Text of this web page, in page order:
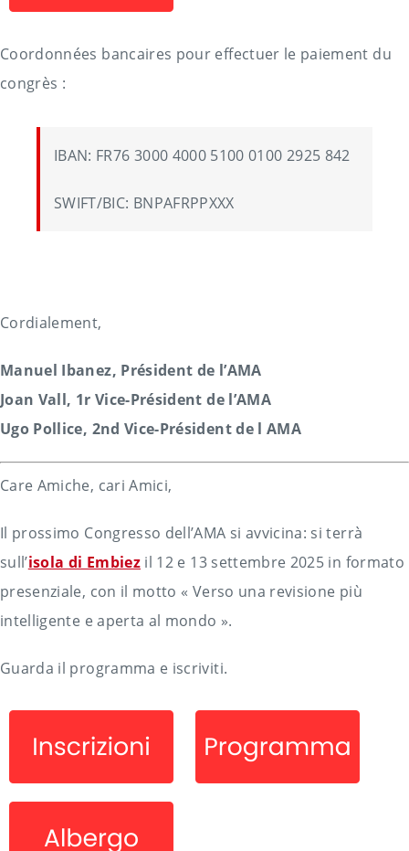
Coordonnées bancaires pour effectuer le paiement du
congrès :
IBAN: FR76 3000 4000 5100 0100 2925 842
SWIFT/BIC: BNPAFRPPXXX
Cordialement,
Manuel Ibanez, Président de l’AMA
Joan Vall, 1r Vice-Président de l’AMA
Ugo Pollice, 2nd Vice-Président de l AMA
Care Amiche, cari Amici,
Il prossimo Congresso dell’AMA si avvicina: si terrà
sull’isola di Embiez il 12 e 13 settembre 2025 in formato
presenziale, con il motto « Verso una revisione più
intelligente e aperta al mondo ».
Guarda il programma e iscriviti.